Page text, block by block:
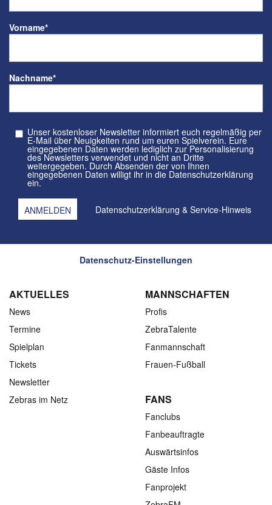
Vorname*
Nachname*
Unser kostenloser Newsletter informiert euch regelmäßig per
E-Mail über Neuigkeiten rund um euren Spielverein. Eure
eingegebenen Daten werden lediglich zur Personalisierung
des Newsletters verwendet und nicht an Dritte
weitergegeben. Durch Absenden der von Ihnen
eingegebenen Daten willigt ihr in die Datenschutzerklärung
ein.
Datenschutzerklärung & Service-Hinweis
Datenschutz-Einstellungen
AKTUELLES
News
Termine
Spielplan
Tickets
Newsletter
Zebras im Netz
MANNSCHAFTEN
Profis
ZebraTalente
Fanmannschaft
Frauen-Fußball
FANS
Fanclubs
Fanbeauftragte
Auswärtsinfos
Gäste Infos
Fanprojekt